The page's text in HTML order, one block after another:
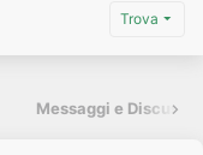
Trova
Messaggi e